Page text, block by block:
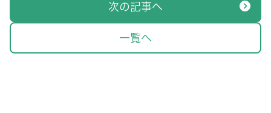
一覧へ
次の記事へ